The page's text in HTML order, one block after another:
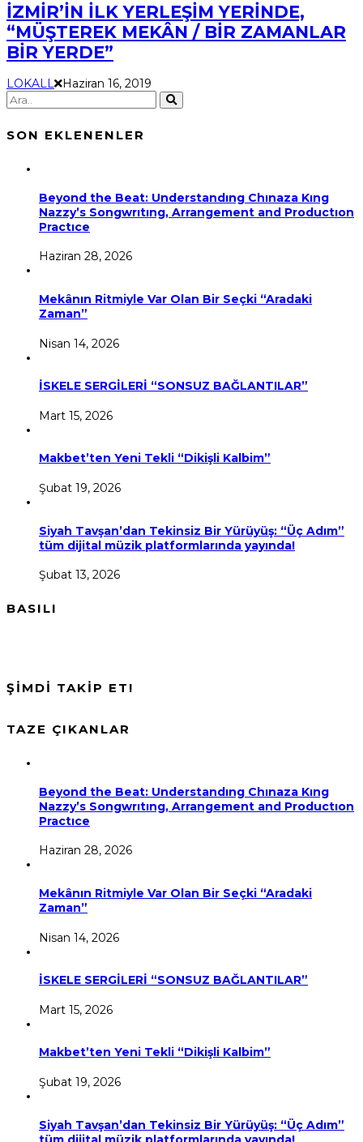
İZMİR’İN İLK YERLEŞİM YERİNDE,
“MÜŞTEREK MEKÂN / BİR ZAMANLAR
BİR YERDE”
LOKALL Haziran 16, 2019
SON EKLENENLER
Beyond the Beat: Understandıng Chınaza Kıng
Nazzy’s Songwrıtıng, Arrangement and Productıon
Practıce
Haziran 28, 2026
Mekânın Ritmiyle Var Olan Bir Seçki “Aradaki
Zaman”
Nisan 14, 2026
İSKELE SERGİLERİ “SONSUZ BAĞLANTILAR”
Mart 15, 2026
Makbet’ten Yeni Tekli “Dikişli Kalbim”
Şubat 19, 2026
Siyah Tavşan’dan Tekinsiz Bir Yürüyüş: “Üç Adım”
tüm dijital müzik platformlarında yayında!
Şubat 13, 2026
BASILI
ŞİMDİ TAKİP ET!
TAZE ÇIKANLAR
Beyond the Beat: Understandıng Chınaza Kıng
Nazzy’s Songwrıtıng, Arrangement and Productıon
Practıce
Haziran 28, 2026
Mekânın Ritmiyle Var Olan Bir Seçki “Aradaki
Zaman”
Nisan 14, 2026
İSKELE SERGİLERİ “SONSUZ BAĞLANTILAR”
Mart 15, 2026
Makbet’ten Yeni Tekli “Dikişli Kalbim”
Şubat 19, 2026
Siyah Tavşan’dan Tekinsiz Bir Yürüyüş: “Üç Adım”